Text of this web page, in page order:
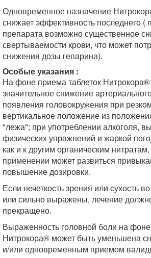
Одновременное назначение
снижает эффективность последнего (
препарата возможно существенное
свертываемости крови, что может
снижения дозы гепарина).
Особые указания :
На фоне приема таблеток
значительное снижение
появления головокружения при
вертикальное положение из
"лежа"; при употреблении алкоголя,
физических упражнений и жаркой
как и к другим органическим
применении может развиться
повышение дозировки.
Если нечеткость зрения или сухость
или сильно выражены, лечение
прекращено.
Выраженность головной боли на
Нитрокора® может быть уменьшена
и/или одновременным приемом